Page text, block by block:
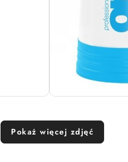
Pokaż więcej zdjęć